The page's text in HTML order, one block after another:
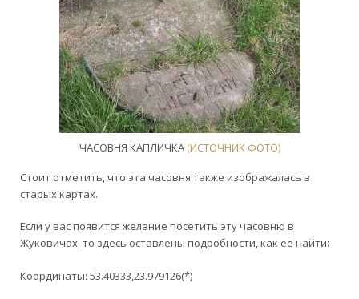
ЧАСОВНЯ КАПЛИЧКА (ИСТОЧНИК ФОТО)
Стоит отметить, что эта часовня также изображалась в
старых картах.
Если у вас появится желание посетить эту часовню в
Жуковичах, то здесь оставлены подробности, как её найти:
Координаты: 53.40333,23.979126(*)